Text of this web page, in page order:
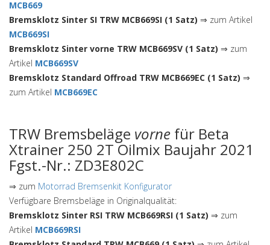
MCB669
Bremsklotz Sinter SI TRW MCB669SI (1 Satz) ⇒ zum Artikel
MCB669SI
Bremsklotz Sinter vorne TRW MCB669SV (1 Satz) ⇒ zum
Artikel MCB669SV
Bremsklotz Standard Offroad TRW MCB669EC (1 Satz) ⇒
zum Artikel MCB669EC
TRW Bremsbeläge vorne für Beta
Xtrainer 250 2T Oilmix Baujahr 2021
Fgst.-Nr.: ZD3E802C
⇒ zum Motorrad Bremsenkit Konfigurator
Verfügbare Bremsbeläge in Originalqualität:
Bremsklotz Sinter RSI TRW MCB669RSI (1 Satz) ⇒ zum
Artikel MCB669RSI